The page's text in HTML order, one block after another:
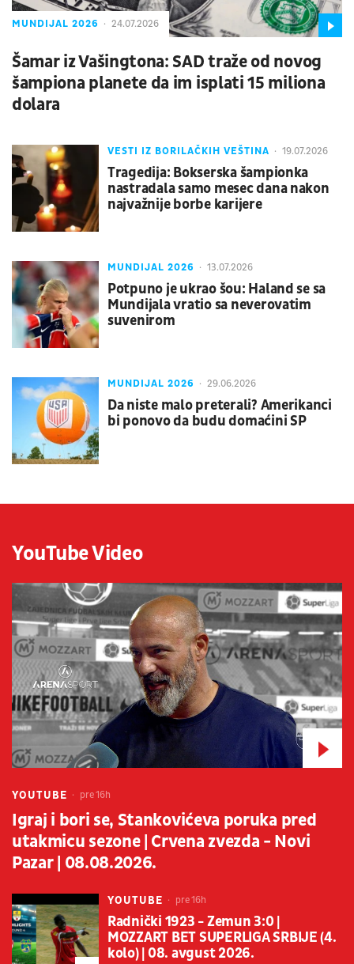
MUNDIJAL 2026 24.07.2026
Šamar iz Vašingtona: SAD traže od novog
šampiona planete da im isplati 15 miliona
dolara
VESTI IZ BORILAČKIH VEŠTINA 19.07.2026
Tragedija: Bokserska šampionka
nastradala samo mesec dana nakon
najvažnije borbe karijere
MUNDIJAL 2026 13.07.2026
Potpuno je ukrao šou: Haland se sa
Mundijala vratio sa neverovatim
suvenirom
MUNDIJAL 2026 29.06.2026
Da niste malo preterali? Amerikanci
bi ponovo da budu domaćini SP
YouTube Video
YOUTUBE pre 16h
Igraj i bori se, Stankovićeva poruka pred
utakmicu sezone | Crvena zvezda - Novi
Pazar | 08.08.2026.
YOUTUBE pre 16h
Radnički 1923 - Zemun 3:0 |
MOZZART BET SUPERLIGA SRBIJE (4.
kolo) | 08. avgust 2026.